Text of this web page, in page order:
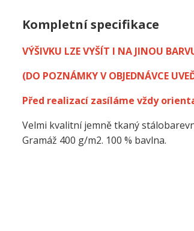
Kompletní specifikace
VÝŠIVKU LZE VYŠÍT I NA JINOU
(DO POZNÁMKY V OBJEDNÁVCE
Před realizací zasíláme vždy
Velmi kvalitní jemně tkaný
Gramáž 400 g/m2. 100 % bavlna.